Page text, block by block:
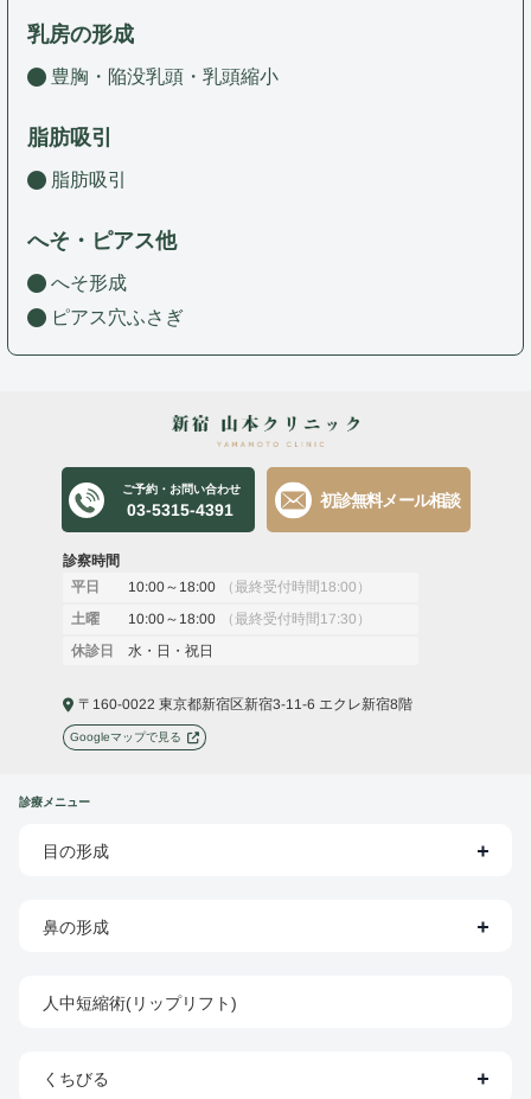
乳房の形成
豊胸・陥没乳頭・乳頭縮小
脂肪吸引
脂肪吸引
へそ・ピアス他
へそ形成
ピアス穴ふさぎ
ご予約・お問い合わせ
03-5315-4391
初診無料メール相談
診察時間
平日 10:00～18:00 （最終受付時間18:00）
土曜 10:00～18:00 （最終受付時間17:30）
休診日 水・日・祝日
〒160-0022 東京都新宿区新宿3-11-6 エクレ新宿8階
Googleマップで見る
診療メニュー
目の形成
鼻の形成
人中短縮術(リップリフト)
くちびる